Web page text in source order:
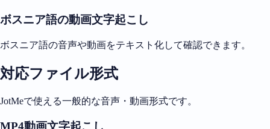
ボスニア語の動画文字起こし
ボスニア語の音声や動画をテキスト化して確認できます。
対応ファイル形式
JotMeで使える一般的な音声・動画形式です。